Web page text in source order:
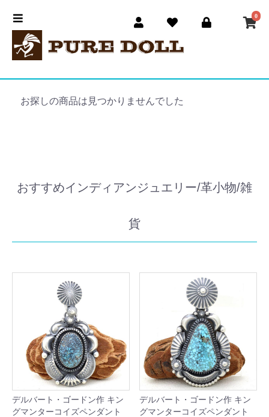
0
お探しの商品は見つかりませんでした
おすすめインディアンジュエリー/革小物/雑
貨
デルバート・ゴードン作 キン
グマンターコイズペンダント
デルバート・ゴードン作 キン
グマンターコイズペンダント